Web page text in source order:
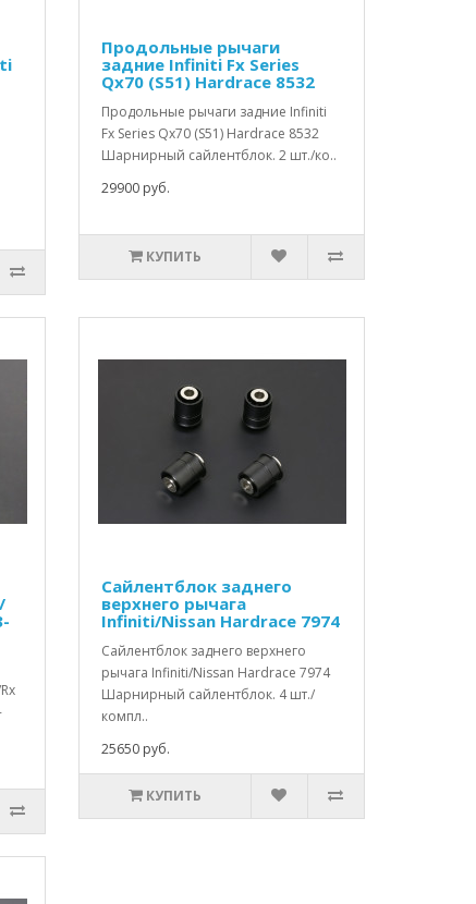
Продольные рычаги
задние Infiniti Fx Series
Qx70 (S51) Hardrace 8532
Продольные рычаги задние Infiniti
Fx Series Qx70 (S51) Hardrace 8532
Шарнирный сайлентблок. 2 шт./ко..
29900 руб.
КУПИТЬ
Сайлентблок заднего
верхнего рычага
Infiniti/Nissan Hardrace 7974
Сайлентблок заднего верхнего
рычага Infiniti/Nissan Hardrace 7974
Шарнирный сайлентблок. 4 шт./
компл..
25650 руб.
КУПИТЬ